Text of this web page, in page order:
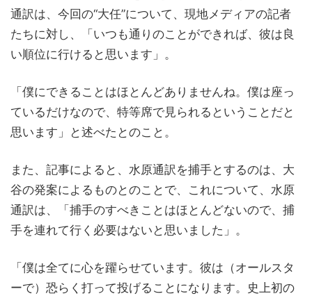
通訳は、今回の“大任”について、現地メディアの記者
たちに対し、「いつも通りのことができれば、彼は良
い順位に行けると思います」。
「僕にできることはほとんどありませんね。僕は座っ
ているだけなので、特等席で見られるということだと
思います」と述べたとのこと。
また、記事によると、水原通訳を捕手とするのは、大
谷の発案によるものとのことで、これについて、水原
通訳は、「捕手のすべきことはほとんどないので、捕
手を連れて行く必要はないと思いました」。
「僕は全てに心を躍らせています。彼は（オールスタ
ーで）恐らく打って投げることになります。史上初の